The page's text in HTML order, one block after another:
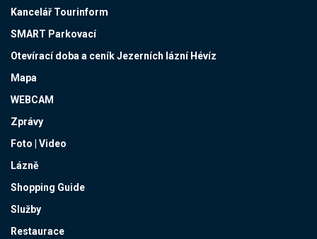
Kancelář Tourinform
SMART Parkovací
Otevírací doba a ceník Jezerních lázní Hévíz
Mapa
WEBCAM
Zprávy
Foto | Video
Lázně
Shopping Guide
Služby
Restaurace